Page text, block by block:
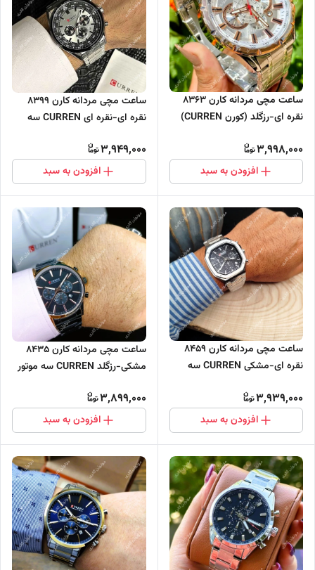
ساعت مچی مردانه کارن 8363
نقره ای-رزگلد (کورن CURREN)
3,998,000
افزودن به سبد
ساعت مچی مردانه کارن 8399
نقره ای-نقره ای CURREN سه
3,949,000
افزودن به سبد
ساعت مچی مردانه کارن 8459
نقره ای-مشکی CURREN سه
3,939,000
افزودن به سبد
ساعت مچی مردانه کارن 8435
مشکی-رزگلد CURREN سه موتور
3,899,000
افزودن به سبد